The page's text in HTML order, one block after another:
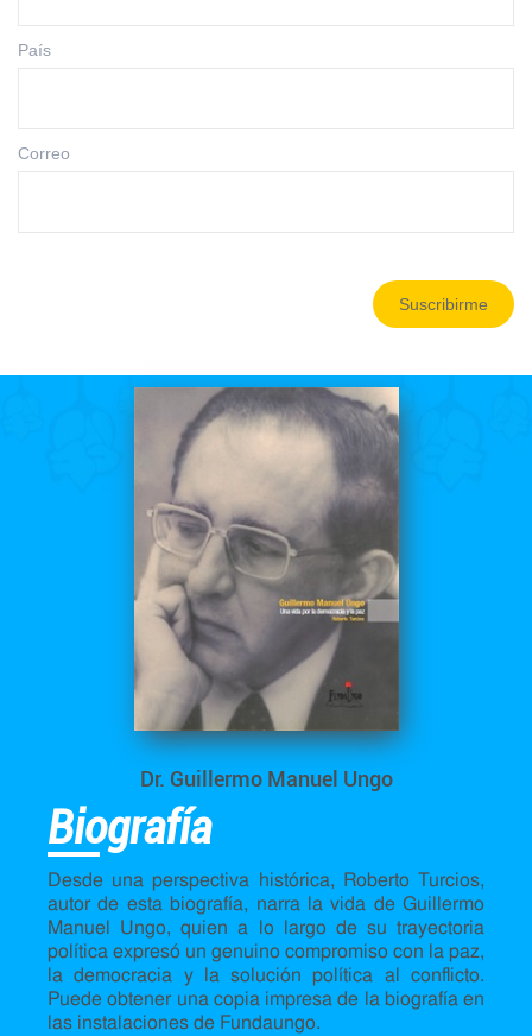
País
Correo
Suscribirme
Dr. Guillermo Manuel Ungo
Biografía
Desde una perspectiva histórica, Roberto Turcios,
autor de esta biografía, narra la vida de Guillermo
Manuel Ungo, quien a lo largo de su trayectoria
política expresó un genuino compromiso con la paz,
la democracia y la solución política al conflicto.
Puede obtener una copia impresa de la biografía en
las instalaciones de Fundaungo.